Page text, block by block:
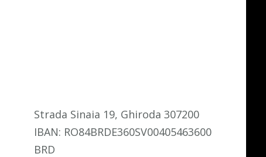
Strada Sinaia 19, Ghiroda 307200
IBAN: RO84BRDE360SV00405463600
BRD